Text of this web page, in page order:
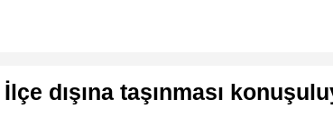
dışına taşınması